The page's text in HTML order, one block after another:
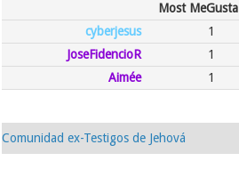
Most MeGusta
cyberjesus
1
JoseFidencioR
1
Aimée
1
Comunidad ex-Testigos de Jehová